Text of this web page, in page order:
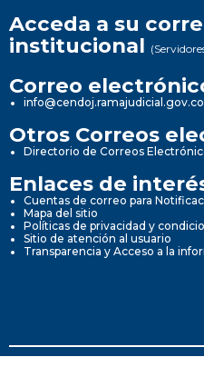
Acceda a su
institucional
Correo
info@cendoj.ramajudicial.gov.co
Otros Correos
Directorio de Correos
Enlaces de
Cuentas de correo para
Mapa del sitio
Políticas de privacidad y
Sitio de atención al usuario
Transparencia y Acceso a la